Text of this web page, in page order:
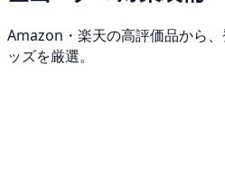
Amazon・楽天の高評価品から
ッズを厳選。